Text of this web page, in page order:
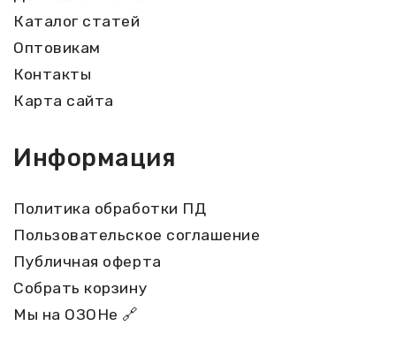
Каталог статей
Оптовикам
Контакты
Карта сайта
Информация
Политика обработки ПД
Пользовательское соглашение
Публичная оферта
Собрать корзину
Мы на ОЗОНе 🔗